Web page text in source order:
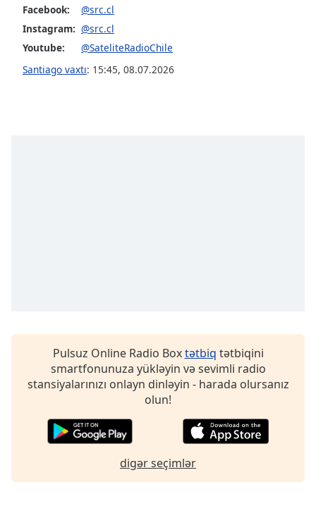
Opacity
Caption
Reset
dialog
Facebook:
@src.cl
Instagram: @src.cl
Youtube:
@SateliteRadioChile
Santiago vaxtı: 15:45, 08.07.2026
Pulsuz Online Radio Boxtətbiq tətbiqini
smartfonunuza yükləyin və sevimli radio
stansiyalarınızı onlayn dinləyin - harada olursanız
olun!
digər seçimlər